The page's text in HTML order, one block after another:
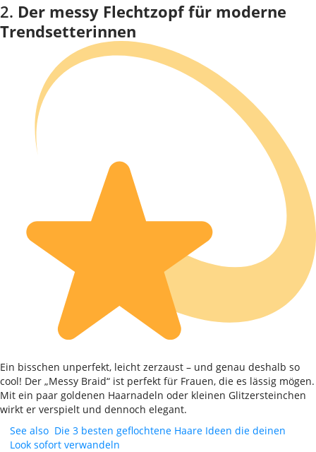
2. Der messy Flechtzopf für moderne
Trendsetterinnen
Ein bisschen unperfekt, leicht zerzaust – und genau deshalb so
cool! Der „Messy Braid“ ist perfekt für Frauen, die es lässig mögen.
Mit ein paar goldenen Haarnadeln oder kleinen Glitzersteinchen
wirkt er verspielt und dennoch elegant.
See also Die 3 besten geflochtene Haare Ideen die deinen
Look sofort verwandeln